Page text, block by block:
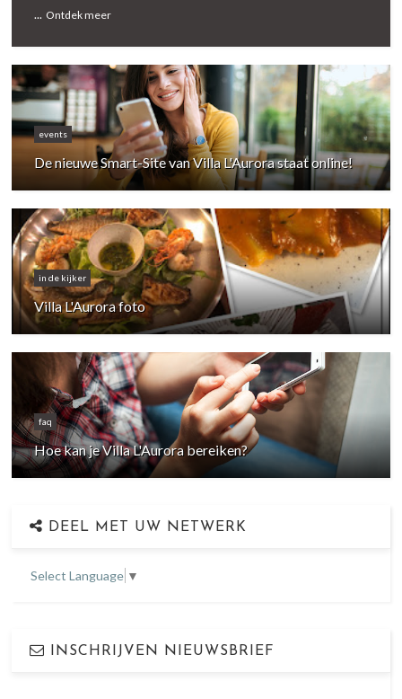
... Ontdek meer
events
De nieuwe Smart-Site van Villa L'Aurora staat online!
in de kijker
Villa L'Aurora foto
faq
Hoe kan je Villa L'Aurora bereiken?
DEEL MET UW NETWERK
Select Language ▼
INSCHRIJVEN NIEUWSBRIEF